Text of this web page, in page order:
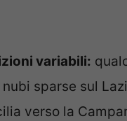
variabili:
sparse sul
verso la